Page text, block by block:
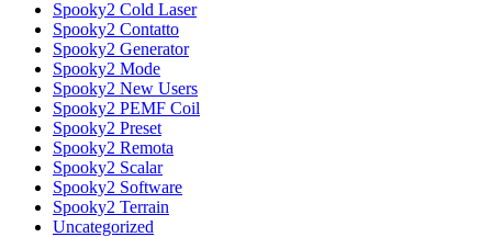
Spooky2 Cold Laser
Spooky2 Contatto
Spooky2 Generator
Spooky2 Mode
Spooky2 New Users
Spooky2 PEMF Coil
Spooky2 Preset
Spooky2 Remota
Spooky2 Scalar
Spooky2 Software
Spooky2 Terrain
Uncategorized